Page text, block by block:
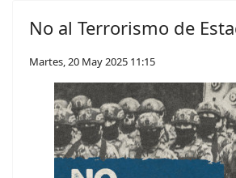
No al Terrorismo de
Martes, 20 May 2025 11:15